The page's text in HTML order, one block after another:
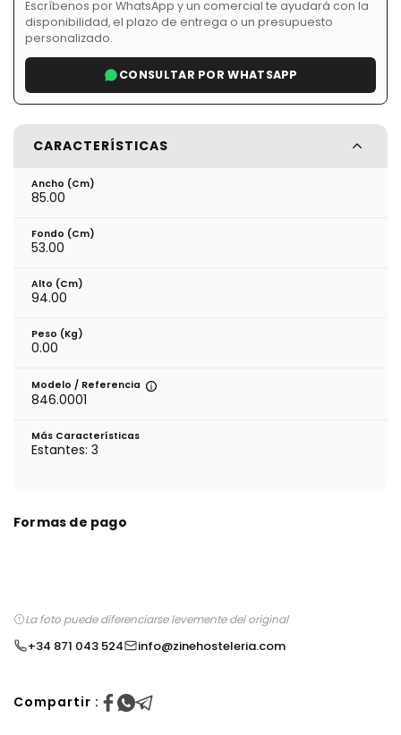
Escríbenos por WhatsApp y un comercial te ayudará con la
disponibilidad, el plazo de entrega o un presupuesto
personalizado.
CONSULTAR POR WHATSAPP
CARACTERÍSTICAS
Ancho (cm)
85.00
Fondo (cm)
53.00
Alto (cm)
94.00
Peso (kg)
0.00
Modelo / Referencia
846.0001
Más Características
Estantes: 3
Formas de pago
La foto puede diferenciarse levemente del original
+34 871 043 524 info@zinehosteleria.com
Compartir :